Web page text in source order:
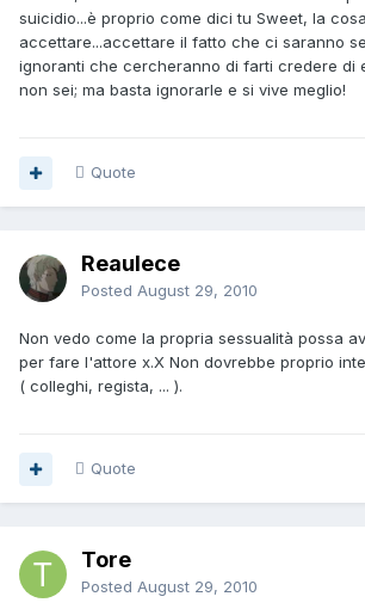
suicidio...è proprio come dici tu Sweet, la
accettare...accettare il fatto che ci saranno
ignoranti che cercheranno di farti credere di
non sei; ma basta ignorarle e si vive meglio!
Quote
Reaulece
Posted August 29, 2010
Non vedo come la propria sessualità possa
per fare l'attore x.X Non dovrebbe proprio
( colleghi, regista, ... ).
Quote
Tore
Posted August 29, 2010